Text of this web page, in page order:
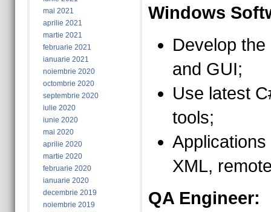
mai 2021
aprilie 2021
martie 2021
februarie 2021
ianuarie 2021
noiembrie 2020
octombrie 2020
septembrie 2020
iulie 2020
iunie 2020
mai 2020
aprilie 2020
martie 2020
februarie 2020
ianuarie 2020
decembrie 2019
noiembrie 2019
Windows
Develop
and GUI;
Use latest
tools;
XML,
QA Engineer: